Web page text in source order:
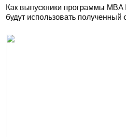
Как выпускники программы MBA
будут использовать